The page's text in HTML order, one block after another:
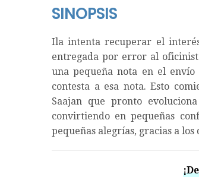
SINOPSIS
Ila intenta recuperar el
entregada por error al
una pequeña nota en el
contesta a esa nota. Esto
Saajan que pronto
convirtiendo en pequeñas
pequeñas alegrías, gracias a